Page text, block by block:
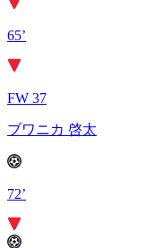
65’
FW 37
ブワニカ 啓太
72’